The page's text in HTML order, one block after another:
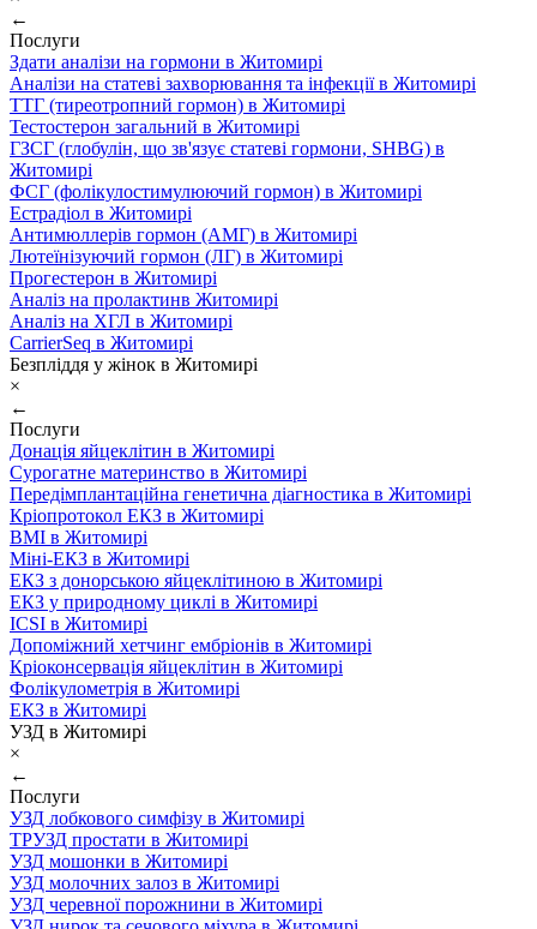
←
Послуги
Здати аналізи на гормони в Житомирі
Аналізи на статеві захворювання та інфекції в Житомирі
ТТГ (тиреотропний гормон) в Житомирі
Тестостерон загальний в Житомирі
ГЗСГ (глобулін, що зв'язує статеві гормони, SHBG) в
Житомирі
ФСГ (фолікулостимулюючий гормон) в Житомирі
Естрадіол в Житомирі
Антимюллерів гормон (АМГ) в Житомирі
Лютеїнізуючий гормон (ЛГ) в Житомирі
Прогестерон в Житомирі
Аналіз на пролактинв Житомирі
Аналіз на ХГЛ в Житомирі
CarrierSeq в Житомирі
Безпліддя у жінок в Житомирі
×
←
Послуги
Донація яйцеклітин в Житомирі
Сурогатне материнство в Житомирі
Передімплантаційна генетична діагностика в Житомирі
Кріопротокол ЕКЗ в Житомирі
ВМІ в Житомирі
Міні-ЕКЗ в Житомирі
ЕКЗ з донорською яйцеклітиною в Житомирі
ЕКЗ у природному циклі в Житомирі
ICSI в Житомирі
Допоміжний хетчинг ембріонів в Житомирі
Кріоконсервація яйцеклітин в Житомирі
Фолікулометрія в Житомирі
ЕКЗ в Житомирі
УЗД в Житомирі
×
←
Послуги
УЗД лобкового симфізу в Житомирі
ТРУЗД простати в Житомирі
УЗД мошонки в Житомирі
УЗД молочних залоз в Житомирі
УЗД черевної порожнини в Житомирі